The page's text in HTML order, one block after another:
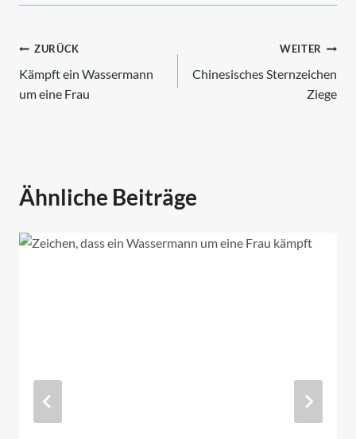
Beitrags-
Navigation
ZURÜCK
Kämpft ein Wassermann
um eine Frau
WEITER
Chinesisches Sternzeichen
Ziege
Ähnliche Beiträge